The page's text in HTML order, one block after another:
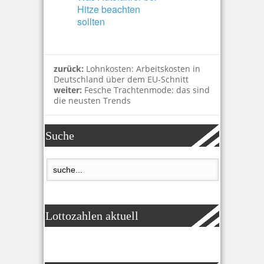
Hitze beachten
sollten
zurück: Lohnkosten: Arbeitskosten in
Deutschland über dem EU-Schnitt
weiter: Fesche Trachtenmode: das sind
die neusten Trends
Suche
Lottozahlen aktuell